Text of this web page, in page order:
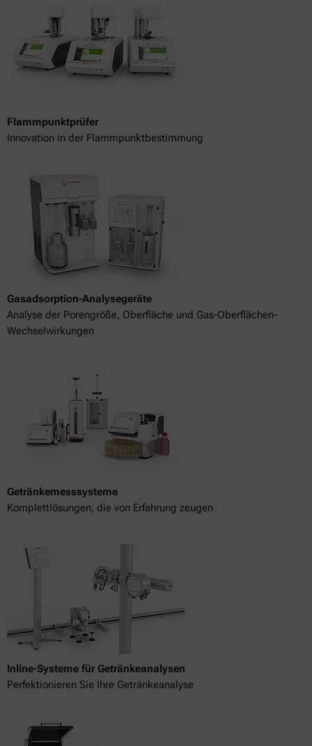
Flammpunktprüfer
Innovation in der Flammpunktbestimmung
Gasadsorption-Analysegeräte
Analyse der Porengröße, Oberfläche und Gas-Oberflächen-
Wechselwirkungen
Getränkemesssysteme
Komplettlösungen, die von Erfahrung zeugen
Inline-Systeme für Getränkeanalysen
Perfektionieren Sie Ihre Getränkeanalyse